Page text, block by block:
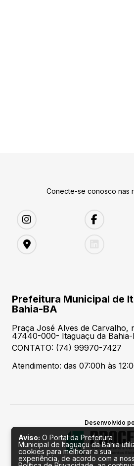
Conecte-se conosco nas
Prefeitura Municipal de
Bahia-BA
Praça José Alves de Carvalho,
47440-000- Itaguaçu da Bahia-
CONTATO: (74) 99970-7427
Atendimento: das 07:00h às
Desenvolvido
Aviso: O Portal da Prefeitura
Municipal de Itaguaçu da Bahia
cookies para melhorar a sua
experiência, de acordo com a